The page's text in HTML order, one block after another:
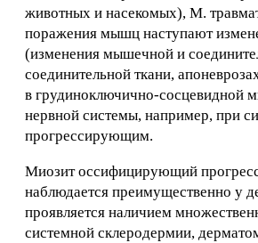
животных и насекомых), М.
поражения мышц наступают
(изменения мышечной и
соединительной ткани,
в грудиноключично-сосцевидной
нервной системы, например, при
прогрессирующим.
Миозит оссифицирующий
наблюдается преимущественно у
проявляется наличием
системной склеродермии,